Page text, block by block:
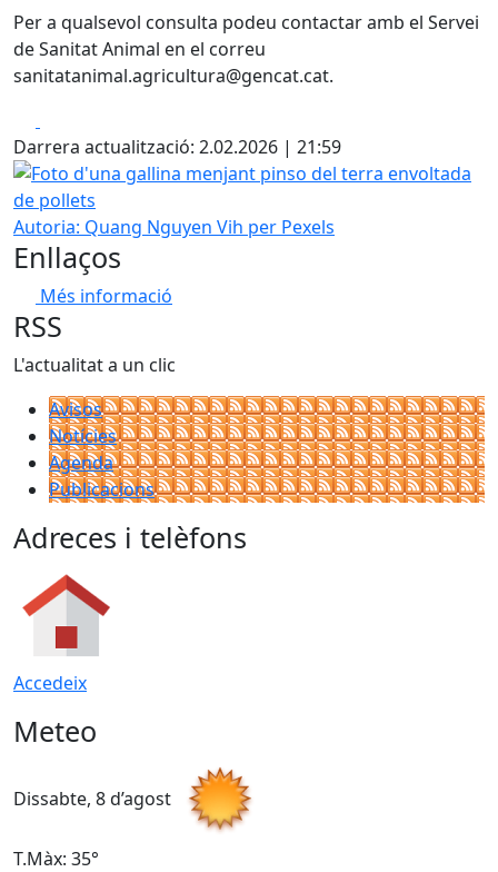
Per a qualsevol consulta podeu contactar amb el Servei
de Sanitat Animal en el correu
sanitatanimal.agricultura@gencat.cat.
Darrera actualització: 2.02.2026 | 21:59
Foto d'una gallina menjant pinso del terra envoltada de
Autoria: Quang Nguyen Vih per Pexels
Enllaços
Més informació
RSS
L'actualitat a un clic
Avisos
Notícies
Agenda
Publicacions
Adreces i telèfons
Accedeix
Meteo
Dissabte, 8 d’agost
T.Màx: 35°